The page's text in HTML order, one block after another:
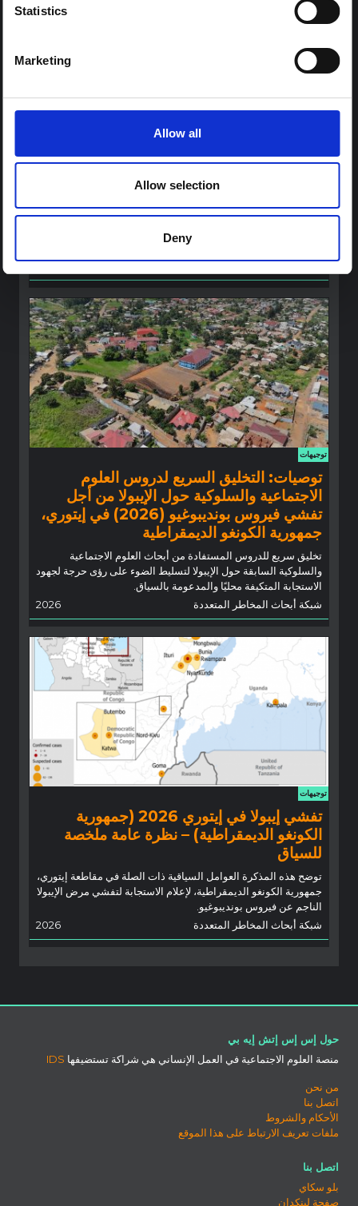
Statistics
Marketing
Allow all
Allow selection
Deny
ملاحظة سياقية: ممارسات الجنازة في إيتوري
شبكة غير رسمية يقودها بشكل أساسي علماء اجتماعيون يقدمون
معلومات سياقية للاستجابة لتفشي إيبولا بونديبوغيو في إيتوري،
هال للعلوم المفتوحة
2026
ملاحظة سياقية حول تفشي إيبولا بونديبوغيو
حاليًا بتفشي فيروس إيبولا بوندييبوغيو. لا تتناول المذكرة مباشرة
الأخبار والتطورات الأخيرة في الاستجابة لفيروس إيبولا، بل تقدم
السياق العام الذي تعمل فيه جهات...
توجيهات
توصيات: التخليق السريع لدروس العلوم
الاجتماعية والسلوكية حول الإيبولا من أجل
تفشي فيروس بونديبوغيو (2026) في إيتوري،
جمهورية الكونغو الديمقراطية
تخليق سريع للدروس المستفادة من أبحاث العلوم الاجتماعية
والسلوكية السابقة حول الإيبولا لتسليط الضوء على رؤى حرجة لجهود
الاستجابة المتكيفة محليًا والمدعومة بالسياق.
شبكة أبحاث المخاطر المتعددة
2026
توجيهات
تفشي إيبولا في إيتوري 2026 (جمهورية
الكونغو الديمقراطية) – نظرة عامة ملخصة
للسياق
توضح هذه المذكرة العوامل السياقية ذات الصلة في مقاطعة إيتوري،
جمهورية الكونغو الديمقراطية، لإعلام الاستجابة لتفشي مرض الإيبولا
الناجم عن فيروس بونديبوغيو.
شبكة أبحاث المخاطر المتعددة
2026
حول إس إس إتش إيه بي
منصة العلوم الاجتماعية في العمل الإنساني هي شراكة تستضيفهاIDS
من نحن
اتصل بنا
الأحكام والشروط
ملفات تعريف الارتباط على هذا الموقع
اتصل بنا
بلو سكاي
صفحة لينكدان